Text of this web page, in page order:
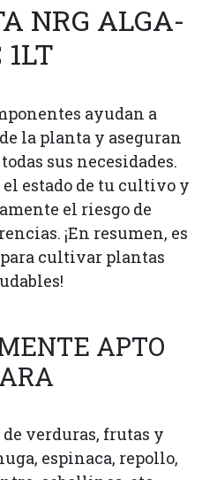
NRG ALGA-
1LT
ayudan a
la planta y aseguran
sus necesidades.
estado de tu cultivo y
el riesgo de
¡En resumen, es
cultivar plantas
APTO
verduras, frutas y
espinaca, repollo,